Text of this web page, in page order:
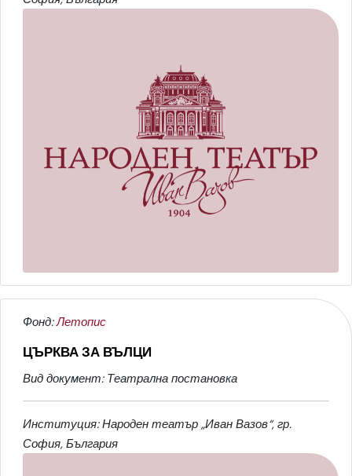
Фонд:Летопис
ЦЪРКВА ЗА ВЪЛЦИ
Вид документ: Театрална постановка
Институция: Народен театър „Иван Вазов“, гр.
София, България